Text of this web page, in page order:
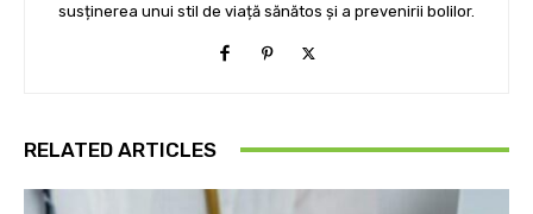
susținerea unui stil de viață sănătos și a prevenirii bolilor.
RELATED ARTICLES